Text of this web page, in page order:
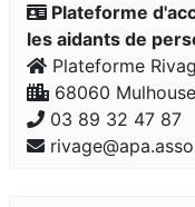
Plateforme
les aidants de
Plateforme
68060
03 89 32 47 87